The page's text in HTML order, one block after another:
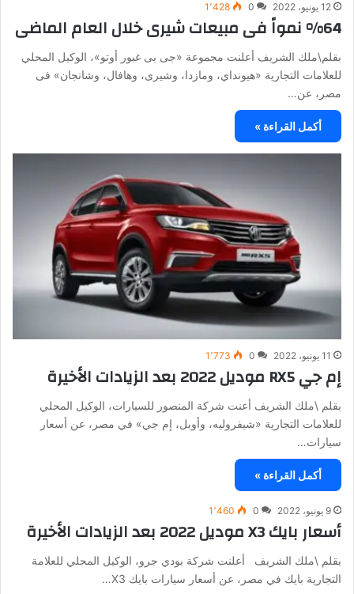
12 يونيو، 2022 0 1٬428
%64 نمواً فى مبيعات شيرى خلال العام الماضى
بقلم\ملك الشريف أعلنت مجموعة «جى بى غبور أوتو»، الوكيل المحلي
للعلامات التجارية «هيونداي، ومازدا، وشيرى، وهافال، وشانجان» فى
مصر، عن…
أكمل القراءة »
11 يونيو، 2022 0 1٬773
إم جي RX5 موديل 2022 بعد الزيادات الأخيرة
بقلم \ملك الشريف أعنت شركة المنصور للسيارات، الوكيل المحلي
للعلامات التجارية «شيفروليه، وأوبل، إم جي» في مصر، عن أسعار
سيارات…
أكمل القراءة »
9 يونيو، 2022 0 1٬460
أسعار بايك X3 موديل 2022 بعد الزيادات الأخيرة
بقلم \ملك الشريف أعلنت شركة بودي جرو، الوكيل المحلي للعلامة
التجارية بايك في مصر، عن أسعار سيارات بايك X3…